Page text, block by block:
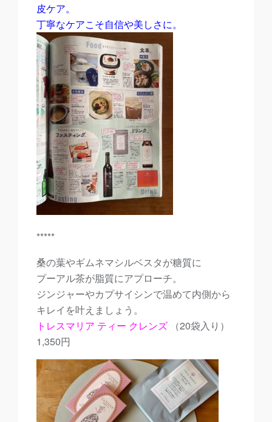
皮ケア。
丁寧なケアこそ自信や美しさに。
*****
桑の葉やギムネマシルベスタが糖質に
プーアル茶が脂質にアプローチ。
ジンジャーやカプサイシンで温めて内側から
キレイを叶えましょう。
トレスマリア ティー クレンズ （20袋入り）
1,350円